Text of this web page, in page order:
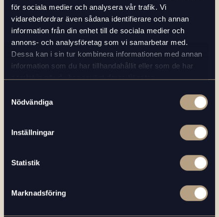
för sociala medier och analysera vår trafik. Vi
vidarebefordrar även sådana identifierare och annan
information från din enhet till de sociala medier och
annons- och analysföretag som vi samarbetar med.
Dessa kan i sin tur kombinera informationen med annan
information som du har tillhandahållit eller som de har
samlat in när du har använt deras tjänster.
Nödvändiga
Inställningar
Statistik
Marknadsföring
RELATERAD LÄSNING